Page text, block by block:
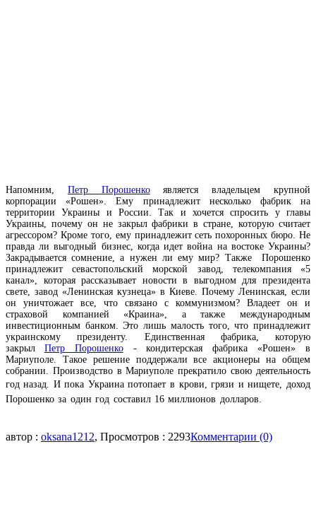
Напомним, Петр Порошенкоявляется владельцем крупной
корпорации «Рошен». Ему принадлежит несколько фабрик на
территории Украины и России. Так и хочется спросить у главы
Украины, почему он не закрыл фабрики в стране, которую считает
агрессором? Кроме того, ему принадлежит сеть похоронных бюро. Не
правда ли выгодный бизнес, когда идет война на востоке Украины?
Закрадывается сомнение, а нужен ли ему мир? Также Порошенко
принадлежит севастопольский морской завод, телекомпания «5
канал», которая рассказывает новости в выгодном для президента
свете, завод «Ленинская кузнеца» в Киеве. Почему Ленинская, если
он уничтожает все, что связано с коммунизмом? Владеет он и
страховой компанией «Краина», а также международным
инвестиционным банком. Это лишь малость того, что принадлежит
украинскому президенту. Единственная фабрика, которую
закрыл Петр Порошенко- кондитерская фабрика «Рошен» в
Мариуполе. Такое решение поддержали все акционеры на общем
собрании. Производство в Мариуполе прекратило свою деятельность
год назад. И пока Украина потопает в крови, грязи и нищете, доход
Порошенко за один год составил 16 миллионов долларов.
автор : oksana1212, Просмотров : 2293Комментарии (0)